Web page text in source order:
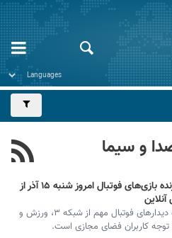
و سیما
پخش زنده بازی‌های فوتبال امروز شنبه ۱۵ آذر از
ساعت پخش زنده دیدارهای فوتبال مهم از شبکه ۳، ورزش و
کاربران فضای مجازی است.